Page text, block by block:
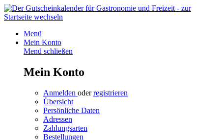
Menü
Mein Konto
Menü schließen
Mein Konto
Anmelden oderregistrieren
Übersicht
Persönliche Daten
Adressen
Zahlungsarten
Bestellungen